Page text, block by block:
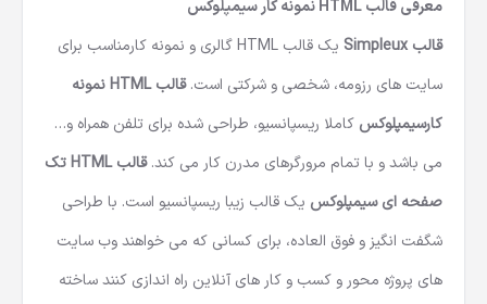
معرفی قالب HTML نمونه کار سیمپلوکس
قالب Simpleux
یک قالب HTML گالری و نمونه کار
مناسب برای
سایت های رزومه، شخصی و شرکتی است.
قالب HTML نمونه
کارسیمپلوکس کاملا ریسپانسیو، طراحی شده برای تلفن همراه و…
می باشد و با تمام مرورگرهای مدرن کار می کند.قالب HTML
تک
صفحه ای سیمپلوکس یک قالب زیبا ریسپانسیو است. با طراحی
شگفت انگیز و فوق العاده، برای کسانی که می خواهند وب سایت
های پروژه محور و کسب و کار های آنلاین راه اندازی کنند ساخته